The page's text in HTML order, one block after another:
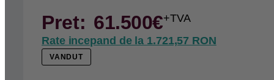
Pret: 61.500€+TVA
Rate incepand de la 1.721,57 RON
VANDUT